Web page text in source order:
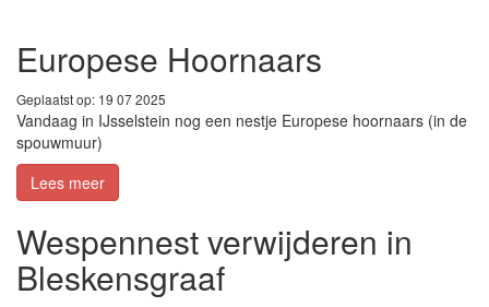
Europese Hoornaars
Geplaatst op: 19 07 2025
Vandaag in IJsselstein nog een nestje Europese hoornaars (in de
spouwmuur)
Lees meer
Wespennest verwijderen in
Bleskensgraaf